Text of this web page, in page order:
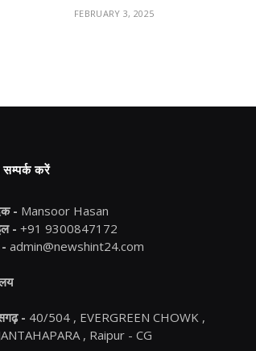
FEBRUARY 3, 2025
करें
- Mansoor Hasan
- +91 9300847172
admin@newshint24.com
- 40/504 , EVERGREEN CHOWK ,
, Raipur - CG